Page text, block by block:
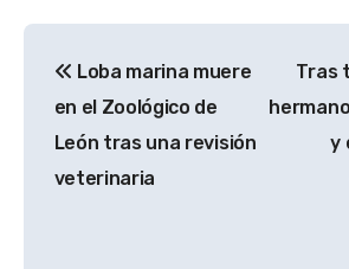
de
entradas
Loba marina muere
en el Zoológico de
León tras una revisión
veterinaria
Tras
y